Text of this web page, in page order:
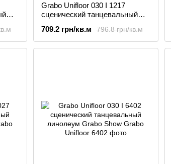
Grabo Unifloor 030 I 1217
сценический танцевальный
796.8 грн/кв.м
709.2 грн/кв.м